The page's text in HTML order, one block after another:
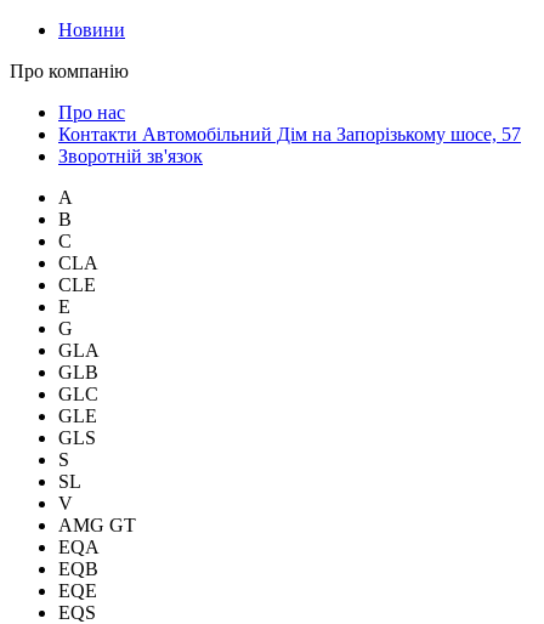
Новини
Про компанію
Про нас
Контакти Автомобільний Дім на Запорізькому шосе, 57
Зворотній зв'язок
A
B
C
CLA
CLE
E
G
GLA
GLB
GLC
GLE
GLS
S
SL
V
AMG GT
EQA
EQB
EQE
EQS